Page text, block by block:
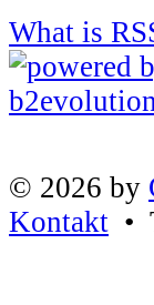
What is
© 2026 by
Kontakt •